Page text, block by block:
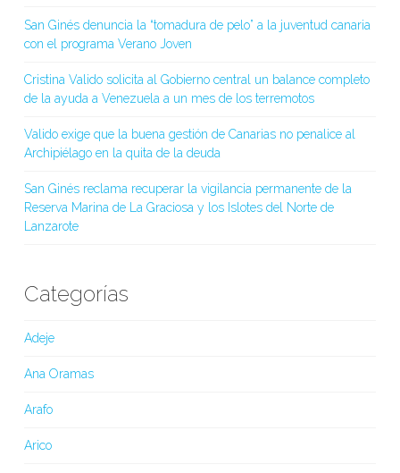
San Ginés denuncia la “tomadura de pelo” a la juventud canaria
con el programa Verano Joven
Cristina Valido solicita al Gobierno central un balance completo
de la ayuda a Venezuela a un mes de los terremotos
Valido exige que la buena gestión de Canarias no penalice al
Archipiélago en la quita de la deuda
San Ginés reclama recuperar la vigilancia permanente de la
Reserva Marina de La Graciosa y los Islotes del Norte de
Lanzarote
Categorías
Adeje
Ana Oramas
Arafo
Arico